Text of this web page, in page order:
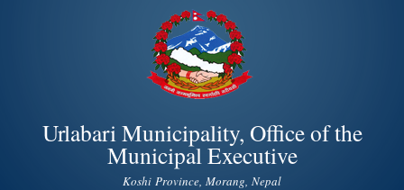
Skip to
main
content
Urlabari Municipality, Office of the
Municipal Executive
Koshi Province, Morang, Nepal